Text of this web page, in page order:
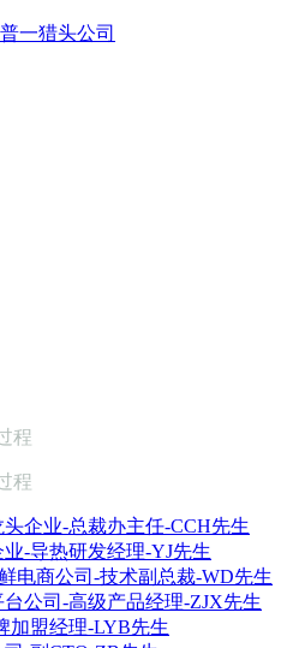
程
程
企业-总裁办主任-CCH先生
-导热研发经理-YJ先生
电商公司-技术副总裁-WD先生
公司-高级产品经理-ZJX先生
加盟经理-LYB先生